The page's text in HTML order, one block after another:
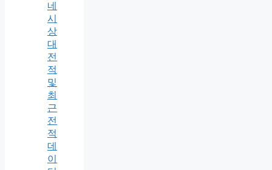
네
시
상
대
전
적
및
최
근
전
적
데
이